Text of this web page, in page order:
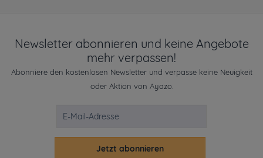
Newsletter abonnieren und keine Angebote
mehr verpassen!
Abonniere den kostenlosen Newsletter und verpasse keine Neuigkeit
oder Aktion von Ayazo.
Jetzt abonnieren